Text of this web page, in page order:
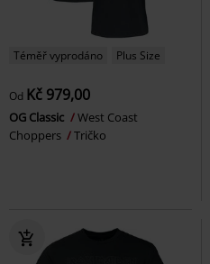
Téměř vyprodáno Plus Size
Od Kč 979,00
OG Classic
West Coast
Choppers
Tričko